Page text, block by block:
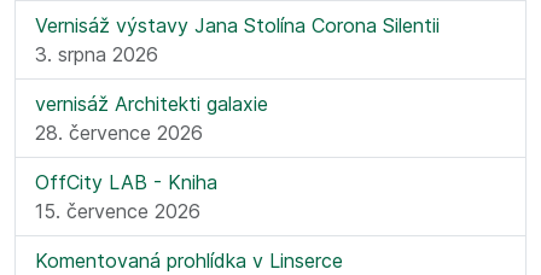
Vernisáž výstavy Jana Stolína Corona Silentii
3. srpna 2026
vernisáž Architekti galaxie
28. července 2026
OffCity LAB - Kniha
15. července 2026
Komentovaná prohlídka v Linserce